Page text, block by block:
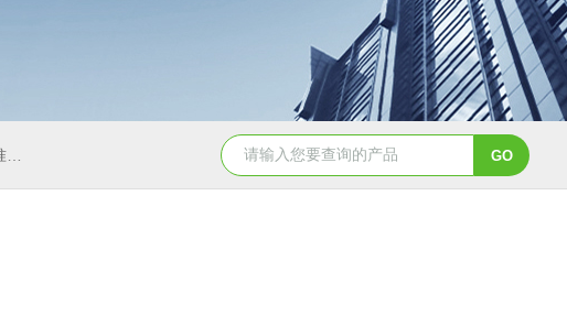
JY-K-48T小型恒温恒湿试验箱半导体行业专用 JY-K-